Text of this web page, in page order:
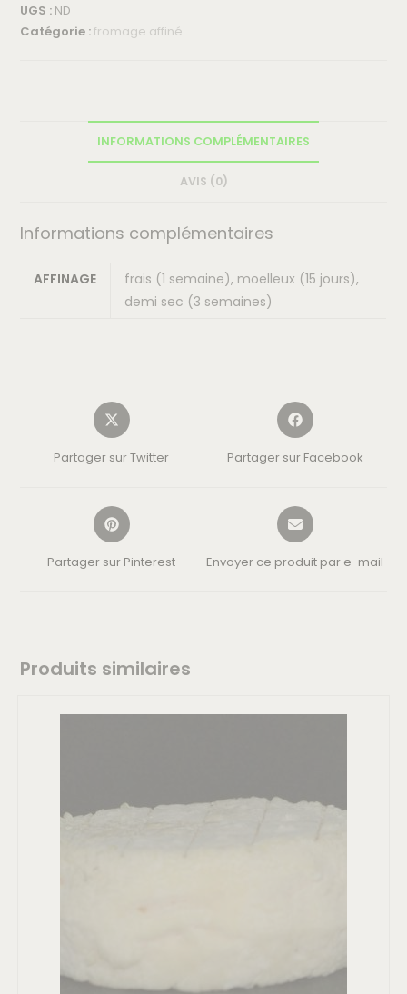
UGS : ND
Catégorie :fromage affiné
INFORMATIONS COMPLÉMENTAIRES
AVIS (0)
Informations complémentaires
AFFINAGE
frais (1 semaine), moelleux (15 jours),
demi sec (3 semaines)
Partager sur Twitter Partager sur Facebook
Partager sur Pinterest Envoyer ce produit par e-mail
Produits similaires